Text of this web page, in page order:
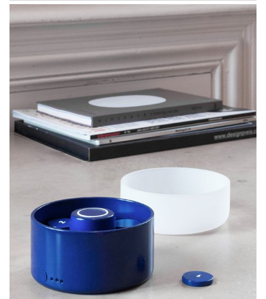
mobilier, de mobilité, d’objets connectés ou tant d‘autres
possibles, chaque sujet traité avec sérieux devient passionnant.